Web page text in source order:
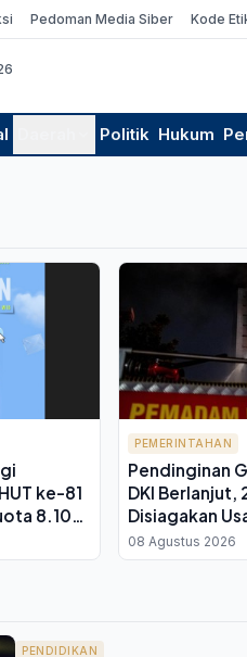
Pedoman Media Siber Kode
Politik Hukum
ke-81
8.100
PEMERINTAHAN
Pendinginan
DKI Berlanjut,
Disiagakan
11
08 Agustus 2026
PENDIDIKAN